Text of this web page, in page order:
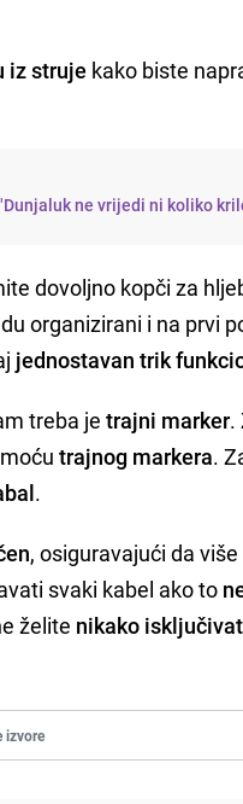
iz struje kako biste
ne vrijedi ni koliko
dovoljno kopči za
organizirani i na prvi
jednostavan trik
treba jetrajni marker.
trajnog markera.
.
, osiguravajući da
svaki kabel ako to
želite nikako
izvore